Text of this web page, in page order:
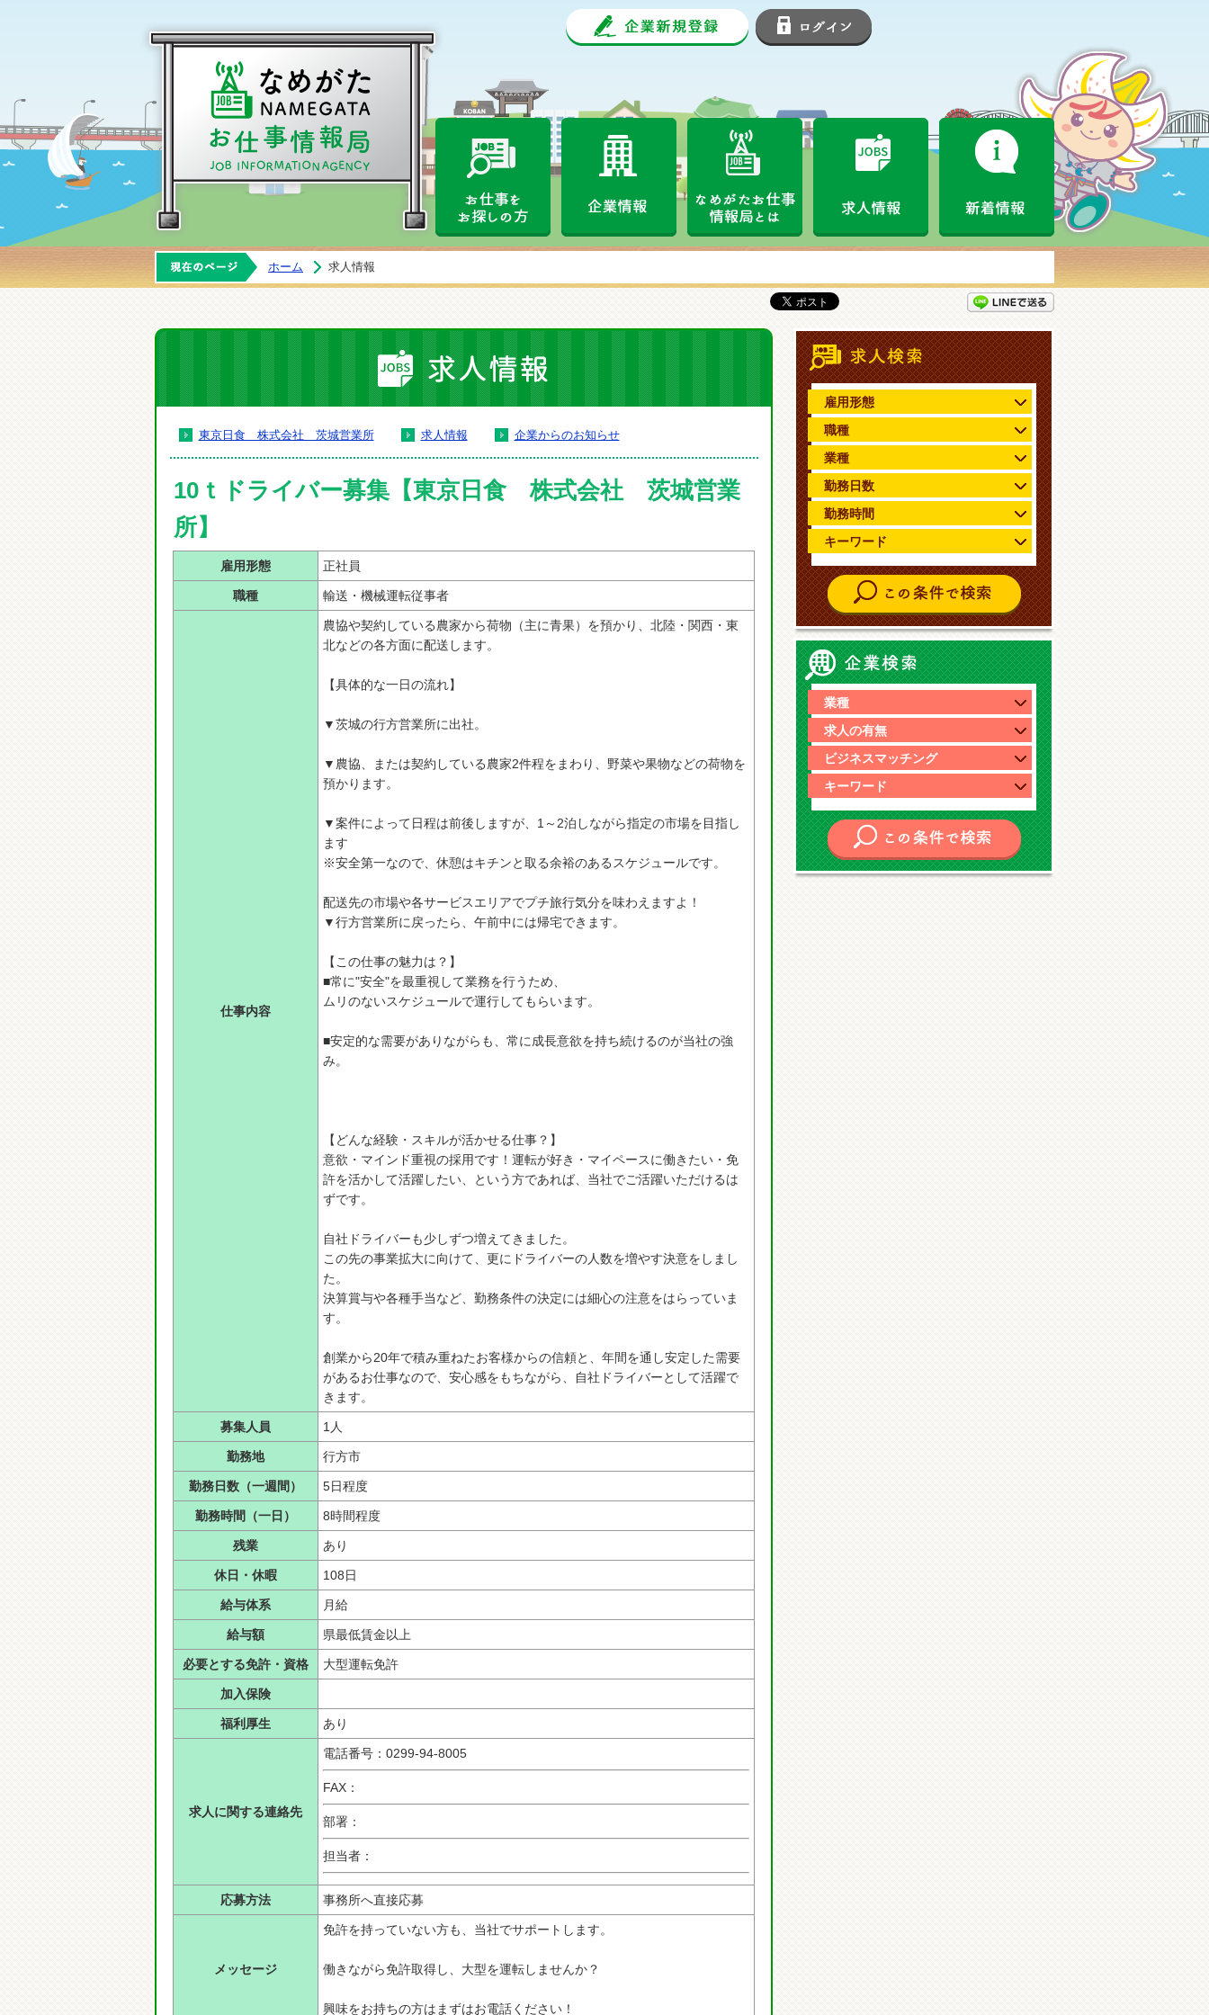
企業新規登録
お仕事をお探しの方 なめがたお仕事情報局とは 新着情報
ホーム 求人情報
求人情報
東京日食 株式会社 茨城営業所 求人情報 企業からのお知らせ
10ｔドライバー募集【東京日食 株式会社 茨城営業
所】
雇用形態 正社員
職種 輸送・機械運転従事者
仕事内容
農協や契約している農家から荷物（主に青果）を預かり、北陸・関西・東
北などの各方面に配送します。
【具体的な一日の流れ】
▼茨城の行方営業所に出社。
▼農協、または契約している農家2件程をまわり、野菜や果物などの荷物を
預かります。
▼案件によって日程は前後しますが、1～2泊しながら指定の市場を目指し
ます
※安全第一なので、休憩はキチンと取る余裕のあるスケジュールです。
配送先の市場や各サービスエリアでプチ旅行気分を味わえますよ！
▼行方営業所に戻ったら、午前中には帰宅できます。
【この仕事の魅力は？】
■常に"安全"を最重視して業務を行うため、
ムリのないスケジュールで運行してもらいます。
■安定的な需要がありながらも、常に成長意欲を持ち続けるのが当社の強
み。
【どんな経験・スキルが活かせる仕事？】
意欲・マインド重視の採用です！運転が好き・マイペースに働きたい・免
許を活かして活躍したい、という方であれば、当社でご活躍いただけるは
ずです。
自社ドライバーも少しずつ増えてきました。
この先の事業拡大に向けて、更にドライバーの人数を増やす決意をしまし
た。
決算賞与や各種手当など、勤務条件の決定には細心の注意をはらっていま
す。
創業から20年で積み重ねたお客様からの信頼と、年間を通し安定した需要
があるお仕事なので、安心感をもちながら、自社ドライバーとして活躍で
きます。
募集人員 1人
勤務地 行方市
勤務日数（一週間） 5日程度
勤務時間（一日） 8時間程度
残業 あり
休日・休暇 108日
給与体系 月給
給与額 県最低賃金以上
必要とする免許・資格 大型運転免許
加入保険
福利厚生 あり
求人に関する連絡先
電話番号：0299-94-8005
FAX：
部署：
担当者：
応募方法 事務所へ直接応募
メッセージ
免許を持っていない方も、当社でサポートします。
働きながら免許取得し、大型を運転しませんか？
興味をお持ちの方はまずはお電話ください！
雇用形態
職種
業種
勤務日数
勤務時間
キーワード
企業情報検索
業種
求人の有無
ビジネスマッチング
キーワード